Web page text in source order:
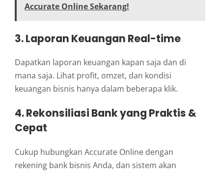
Accurate Online Sekarang!
3. Laporan Keuangan Real-time
Dapatkan laporan keuangan kapan saja dan di
mana saja. Lihat profit, omzet, dan kondisi
keuangan bisnis hanya dalam beberapa klik.
4. Rekonsiliasi Bank yang Praktis &
Cepat
Cukup hubungkan Accurate Online dengan
rekening bank bisnis Anda, dan sistem akan